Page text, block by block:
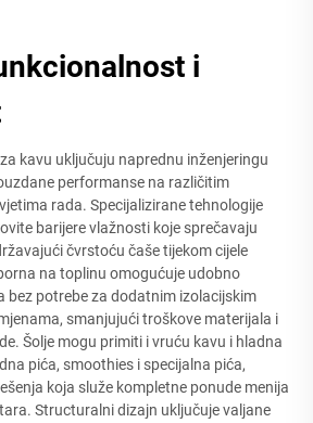
i
kavu uključuju naprednu inženjeringu
performanse na različitim
rada. Specijalizirane tehnologije
barijere vlažnosti koje sprečavaju
čvrstoću čaše tijekom cijele
na toplinu omogućuje udobno
bez potrebe za dodatnim izolacijskim
smanjujući troškove materijala i
Šolje mogu primiti i vruću kavu i hladna
pića, smoothies i specijalna pića,
koja služe kompletne ponude menija
Structuralni dizajn uključuje valjane